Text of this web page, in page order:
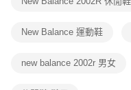
１．透過由恩沛科技股份有限
權轉讓予恩沛科技股份有限公
３．未成年的使用者請事先徵
New Balance 運動鞋
new balance 2002r 男女